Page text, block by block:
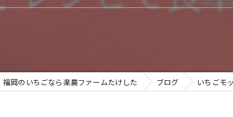
福岡のいちごなら楽農ファームたけした ブログ いちごモ